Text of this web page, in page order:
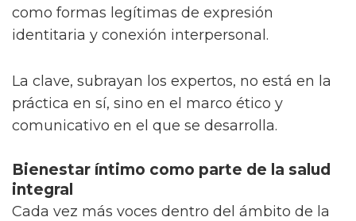
como formas legítimas de expresión
identitaria y conexión interpersonal.
La clave, subrayan los expertos, no está en la
práctica en sí, sino en el marco ético y
comunicativo en el que se desarrolla.
Bienestar íntimo como parte de la salud
integral
Cada vez más voces dentro del ámbito de la